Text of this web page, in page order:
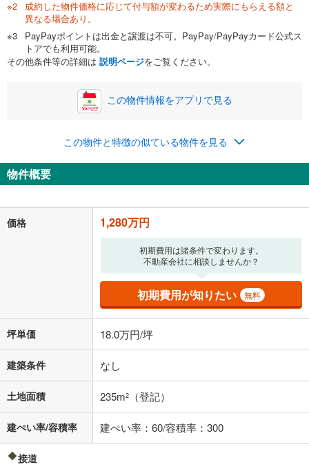
成約した物件価格に応じて付与額が変わるため実際にもらえる額と
異なる場合あり。
PayPayポイントは出金と譲渡は不可。PayPay/PayPayカード公式ス
トアでも利用可能。
その他条件等の詳細は 説明ページをご覧ください。
この物件情報をアプリで見る
この物件と特徴の似ている物件を見る
物件概要
価格 1,280万円
初期費用は諸条件で変わります。
不動産会社に相談しませんか？
初期費用が知りたい 無料
坪単価 18.0万円/坪
建築条件 なし
土地面積 235m2 （登記）
建ぺい率/容積率 建ぺい率：60/容積率：300
接道